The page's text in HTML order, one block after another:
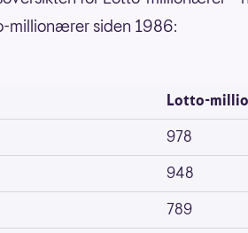
millionærer siden 1986:
Lotto-
978
948
789